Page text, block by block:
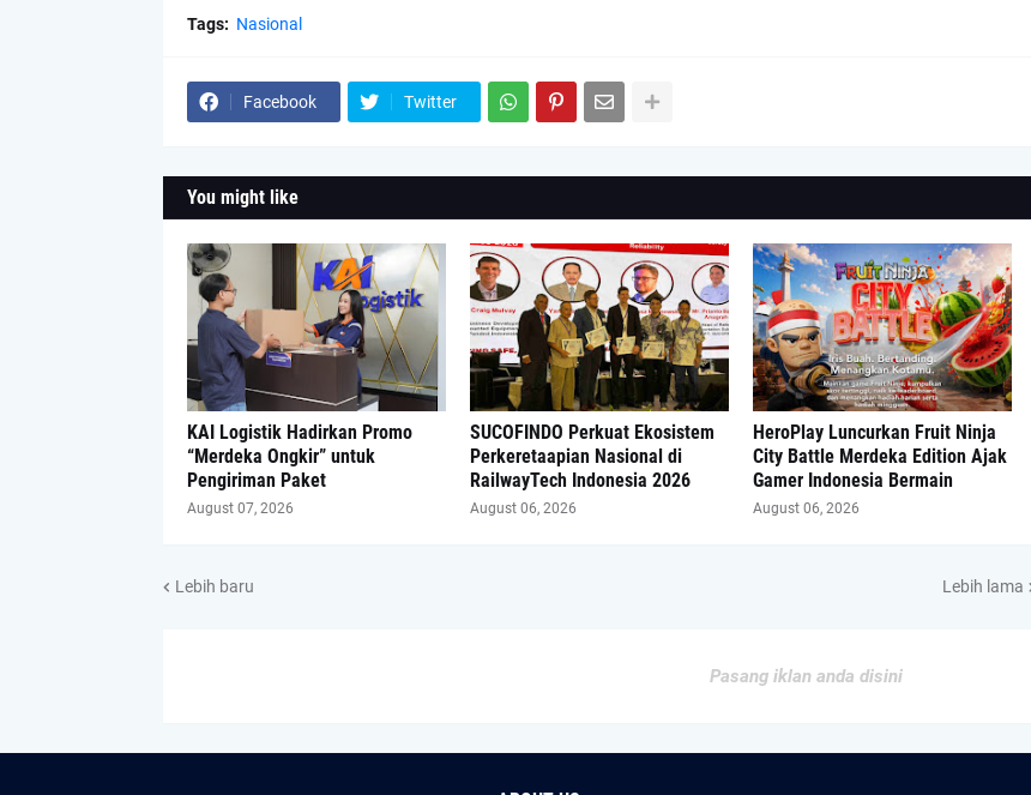
Tags: Nasional
Facebook Twitter
You might like
KAI Logistik Hadirkan Promo
“Merdeka Ongkir” untuk
Pengiriman Paket
August 07, 2026
SUCOFINDO Perkuat Ekosistem
Perkeretaapian Nasional di
RailwayTech Indonesia 2026
August 06, 2026
HeroPlay Luncurkan Fruit Ninja
City Battle Merdeka Edition Ajak
Gamer Indonesia Bermain
August 06, 2026
Lebih baru Lebih lama
Pasang iklan anda disini